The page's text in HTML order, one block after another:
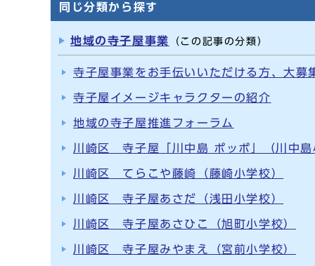
同じ分類から探す
地域の寺子屋事業 （この記事の分類）
寺子屋事業をお手伝いいただける方、大募
寺子屋イメージキャラクターの紹介
地域の寺子屋推進フォーラム
川崎区 寺子屋「川中島 ポッポ」（川中島
川崎区 てらこや藤崎（藤崎小学校）
川崎区 寺子屋あさだ（浅田小学校）
川崎区 寺子屋あさひこ（旭町小学校）
川崎区 寺子屋みやまえ（宮前小学校）